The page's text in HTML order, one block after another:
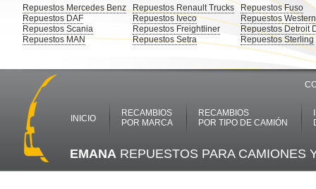
Repuestos Mercedes Benz
Repuestos DAF
Repuestos Scania
Repuestos MAN
Repuestos Renault Trucks
Repuestos Iveco
Repuestos Freightliner
Repuestos Setra
Repuestos Fuso
Repuestos
Repuestos Detroit
Repuestos Sterling
INICIO
RECAMBIOS
POR MARCA
RECAMBIOS
POR TIPO DE CAMIÓN
EMANA REPUESTOS PARA CAMIONES